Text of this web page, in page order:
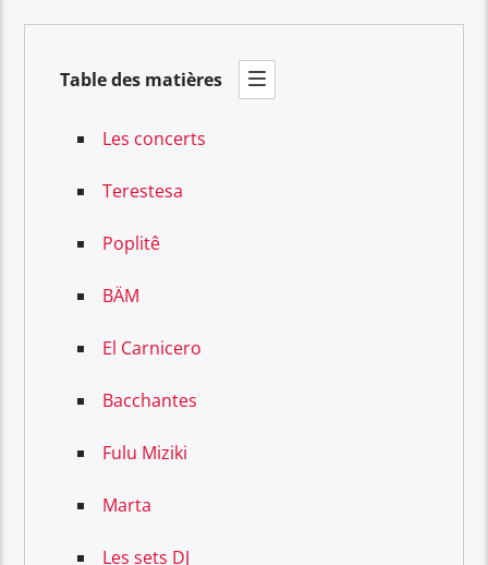
Table des matières
Les concerts
Terestesa
Poplitê
BÄM
El Carnicero
Bacchantes
Fulu Miziki
Marta
Les sets DJ